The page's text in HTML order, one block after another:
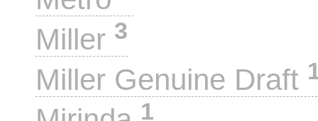
Miller 3
Miller Genuine Draft
1